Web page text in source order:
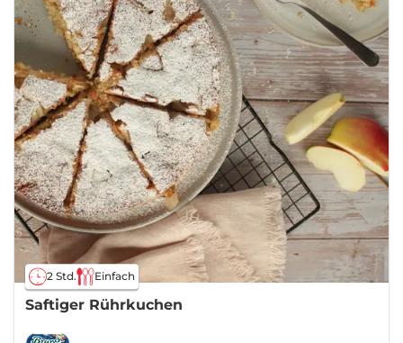
2 Std. Einfach
Saftiger Rührkuchen